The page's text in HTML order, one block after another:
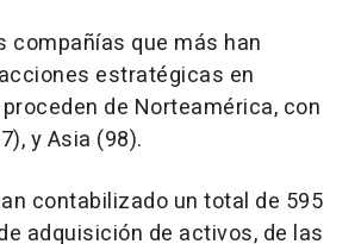
compañías que más han
estratégicas en
de Norteamérica, con
y Asia (98).
contabilizado un total de 595
adquisición de activos, de las